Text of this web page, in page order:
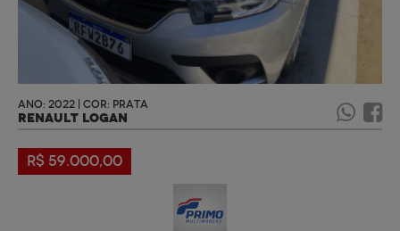
ANO: 2022 | COR: PRATA
RENAULT LOGAN
R$ 59.000,00